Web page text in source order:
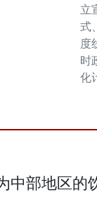
立
式
度
时
化
中部地区的